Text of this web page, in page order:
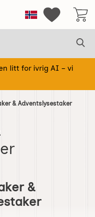
Norge Mine
litt for ivrig AI – vi
& Adventslysestaker
&